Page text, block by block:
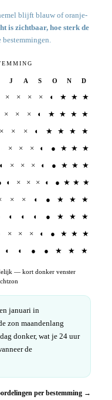
blijft blauw of oranje-
is zichtbaar, hoe sterk de
J A S O N D
× × × × ◐ ★ ★ ★
× × × ◐ ★ ★ ★ ★
× × × ◐ ★ ★ ★ ★
× × × ◐ ● ★ ★ ★
◐ × × × ◐ ● ★ ★ ★
◐ × × × ◐ ● ★ ★ ★
× × ◐ ● ★ ★ ★
◐ ◐ ◐ ● ★ ★ ★
× × × ◐ ● ★ ★ ★
◐ ◐ ● ● ★ ★ ★
— kort donker venster
januari in
zon maandenlang
donker, wat je 24 uur
de
per bestemming →